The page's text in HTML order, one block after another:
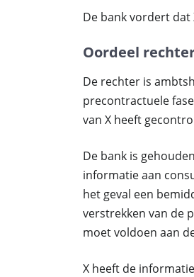
De bank vordert
Oordeel
De rechter is
precontractuele
van X heeft
De bank is
informatie aan
het geval een
verstrekken van de
moet voldoen aan
X heeft de